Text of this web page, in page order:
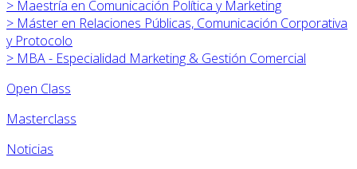
> Maestría en Comunicación Política y Marketing
> Máster en Relaciones Públicas, Comunicación Corporativa
y Protocolo
> MBA - Especialidad Marketing & Gestión Comercial
Open Class
Masterclass
Noticias